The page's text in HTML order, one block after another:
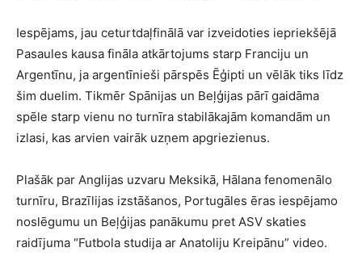
Iespējams, jau ceturtdaļfinālā var izveidoties iepriekšējā
Pasaules kausa fināla atkārtojums starp Franciju un
Argentīnu, ja argentīnieši pārspēs Ēģipti un vēlāk tiks līdz
šim duelim. Tikmēr Spānijas un Beļģijas pārī gaidāma
spēle starp vienu no turnīra stabilākajām komandām un
izlasi, kas arvien vairāk uzņem apgriezienus.
Plašāk par Anglijas uzvaru Meksikā, Hālana fenomenālo
turnīru, Brazīlijas izstāšanos, Portugāles ēras iespējamo
noslēgumu un Beļģijas panākumu pret ASV skaties
raidījuma “Futbola studija ar Anatoliju Kreipānu” video.